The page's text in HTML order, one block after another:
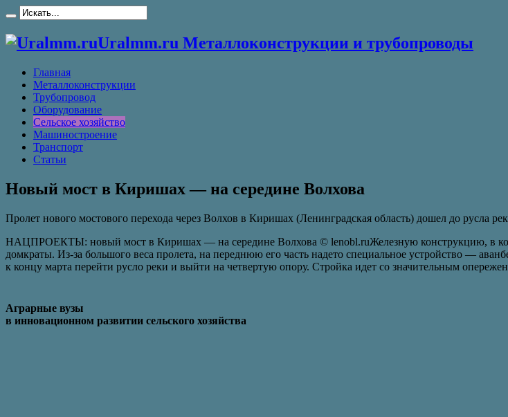
Uralmm.ru Металлоконструкции и трубопроводы
Главная
Металлоконструкции
Трубопровод
Оборудование
Сельское хозяйство
Машиностроение
Транспорт
Статьи
Новый мост в Киришах — на середине Волхова
Пролет нового мостового перехода через Волхов в Киришах (Ленинградская область) дошел до русла
НАЦПРОЕКТЫ: новый мост в Киришах — на середине Волхова © lenobl.ruЖелезную конструкцию, в
домкраты. Из-за большого веса пролета, на переднюю его часть надето специальное устройство —
к концу марта перейти русло реки и выйти на четвертую опору. Стройка идет со значительным
Аграрные вузы
в инновационном развитии сельского хозяйства